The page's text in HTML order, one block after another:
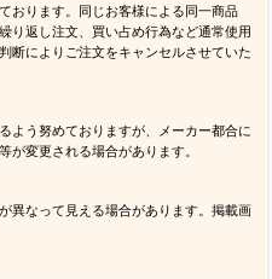
おります。同じお客様による同一商品
り返し注文、買い占め行為など通常使用
断によりご注文をキャンセルさせていた
よう努めておりますが、メーカー都合に
が変更される場合があります。
異なって見える場合があります。掲載画